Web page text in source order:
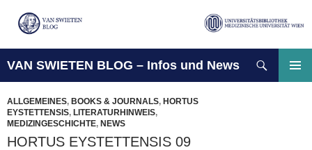
VAN SWIETEN BLOG – Infos und News
SPRINGEN
ALLGEMEINES, BOOKS & JOURNALS, HORTUS
EYSTETTENSIS, LITERATURHINWEIS,
MEDIZINGESCHICHTE, NEWS
HORTUS EYSTETTENSIS 09